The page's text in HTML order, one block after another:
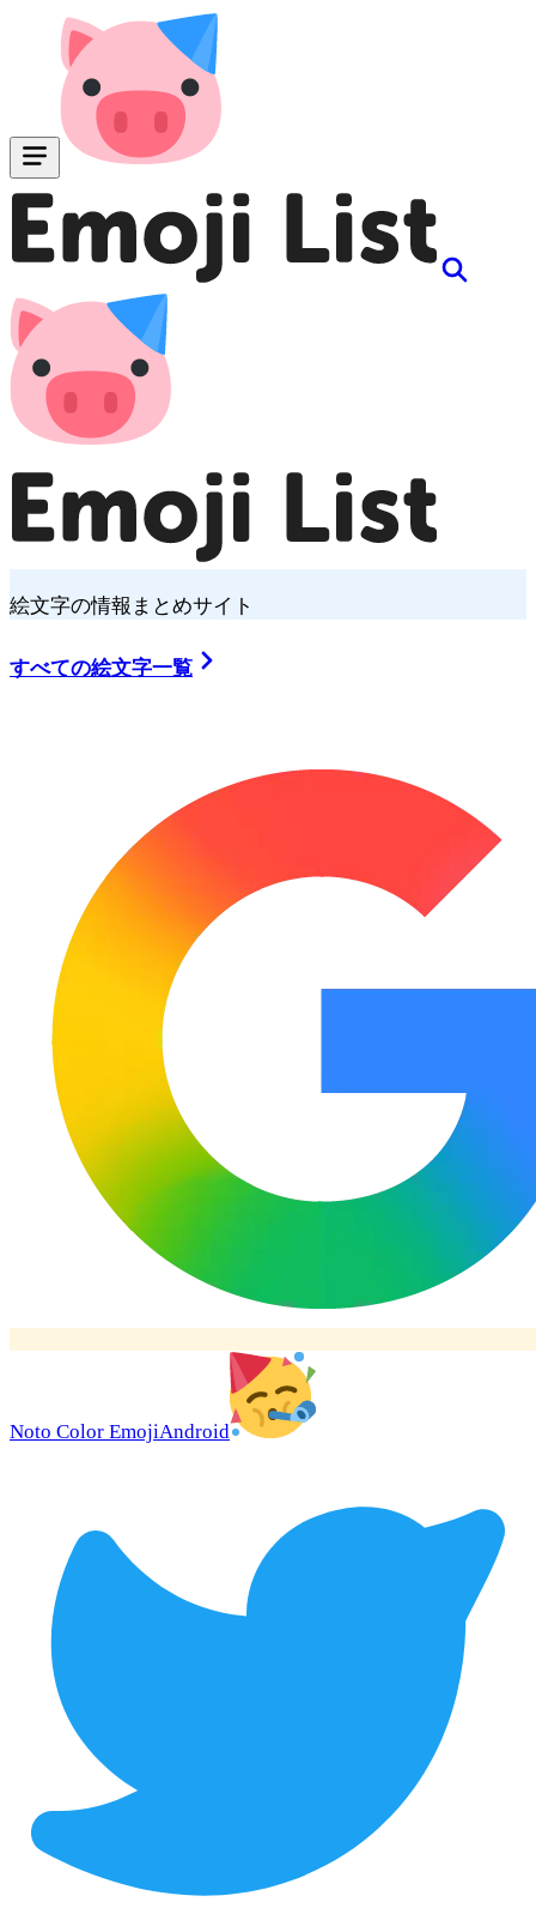
絵文字の情報まとめサイト
すべての絵文字一覧
Noto Color EmojiAndroid